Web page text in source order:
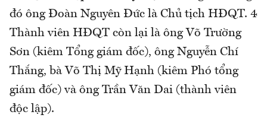
đó ông Đoàn Nguyên Đức là Chủ tịch HĐQT. 4
Thành viên HĐQT còn lại là ông Võ Trường
Sơn (kiêm Tổng giám đốc), ông Nguyễn Chí
Thắng, bà Võ Thị Mỹ Hạnh (kiêm Phó tổng
giám đốc) và ông Trần Văn Dai (thành viên
độc lập).